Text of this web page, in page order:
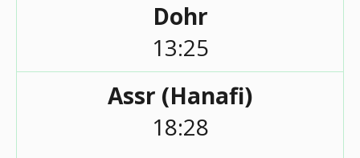
Dohr
13:25
Assr (Hanafi)
18:28